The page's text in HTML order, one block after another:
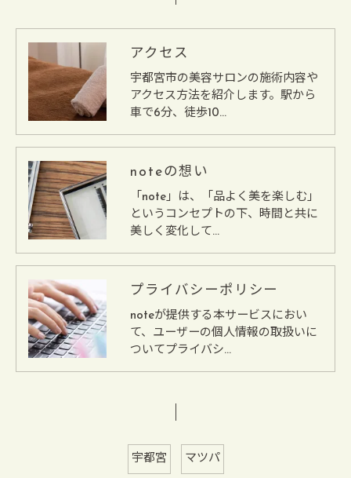
アクセス
宇都宮市の美容サロンの施術内容や
アクセス方法を紹介します。駅から
車で6分、徒歩10…
noteの想い
「note」は、「品よく美を楽しむ」
というコンセプトの下、時間と共に
美しく変化して…
プライバシーポリシー
noteが提供する本サービスにおい
て、ユーザーの個人情報の取扱いに
ついてプライバシ…
宇都宮 マツパ